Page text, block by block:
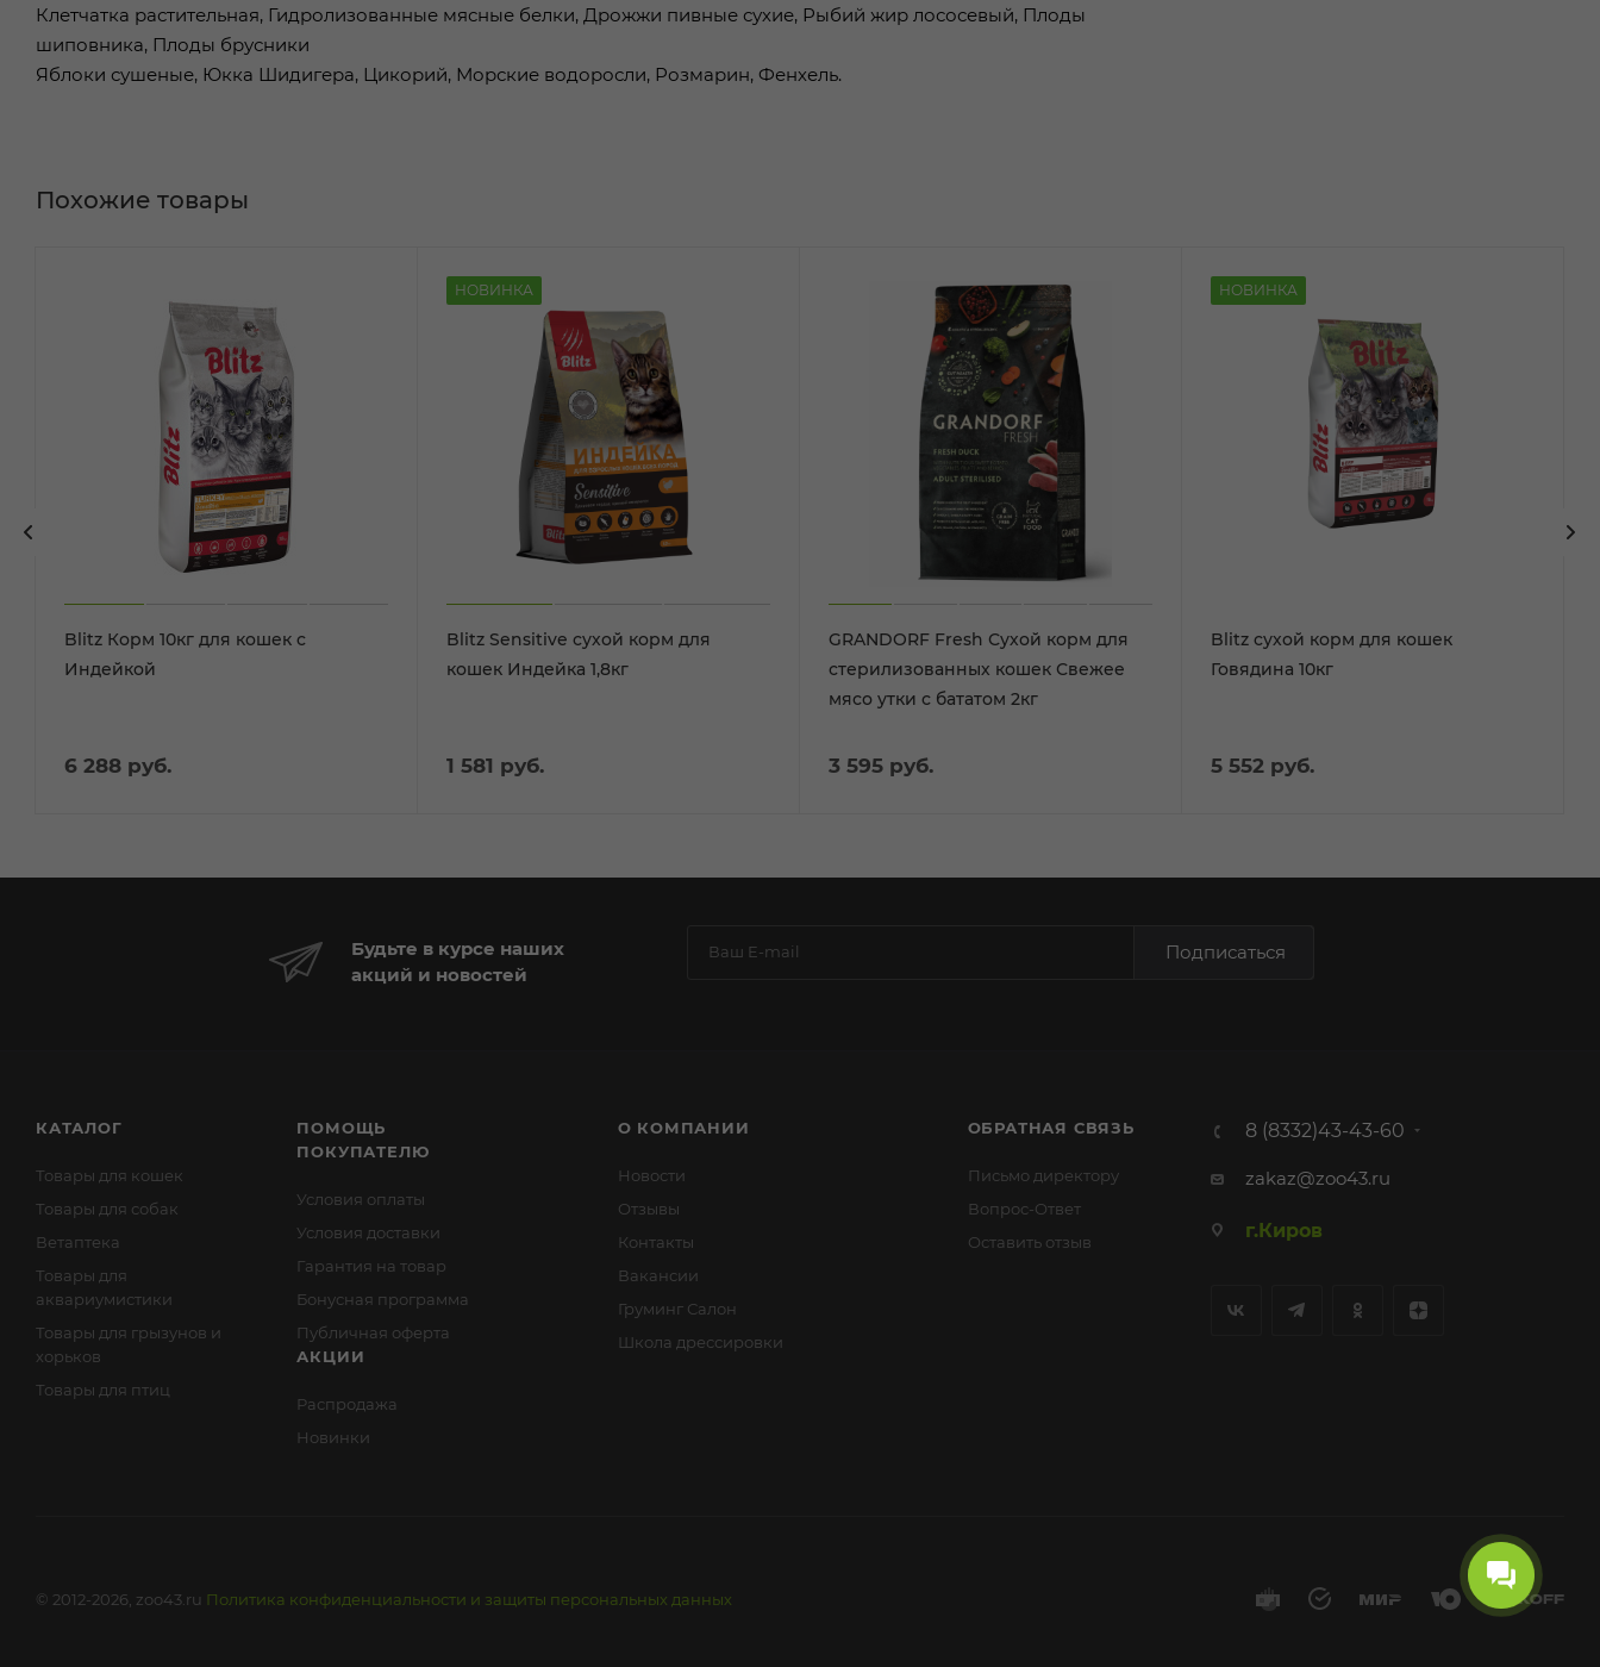
Клетчатка растительная, Гидролизованные мясные белки, Дрожжи пивные сухие, Рыбий жир лососевый, Плоды
шиповника, Плоды брусники
Яблоки сушеные, Юкка Шидигера, Цикорий, Морские водоросли, Розмарин, Фенхель.
Blitz Корм 10кг для кошек с
Индейкой
6 288 руб.
НОВИНКА
Blitz Sensitive сухой корм для
кошек Индейка 1,8кг
1 581 руб.
GRANDORF Fresh Сухой корм для
стерилизованных кошек Свежее
мясо утки с бататом 2кг
3 595 руб.
НОВИНКА
Blitz сухой корм для кошек
Говядина 10кг
5 552 руб.
Похожие товары
Будьте в курсе наших
акций и новостей
Подписаться
КАТАЛОГ
Товары для кошек
Товары для собак
Ветаптека
Товары для
аквариумистики
Товары для грызунов и
хорьков
Товары для птиц
ПОМОЩЬ
ПОКУПАТЕЛЮ
Условия оплаты
Условия доставки
Гарантия на товар
Бонусная программа
Публичная оферта
АКЦИИ
Распродажа
Новинки
О КОМПАНИИ
Новости
Отзывы
Контакты
Вакансии
Груминг Салон
Школа дрессировки
ОБРАТНАЯ СВЯЗЬ
Письмо директору
Вопрос-Ответ
Оставить отзыв
8 (8332)43-43-60
zakaz@zoo43.ru
г.Киров
© 2012-2026, zoo43.ru Политика конфиденциальности и защиты персональных данных